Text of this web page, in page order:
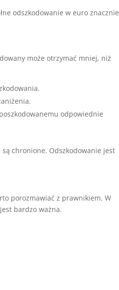
odszkodowanie w euro znacznie
może otrzymać mniej, niż
odpowiednie
chronione. Odszkodowanie jest
porozmawiać z prawnikiem. W
bardzo ważna.